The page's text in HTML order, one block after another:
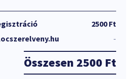
2500 Ft
-
Összesen 2500 Ft